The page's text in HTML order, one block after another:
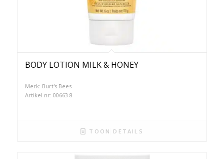
BODY LOTION MILK & HONEY
Merk: Burt's Bees
Artikel nr: 00663 8
TOON DETAILS